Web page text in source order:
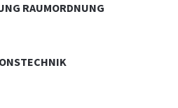
RAUMORDNUNG